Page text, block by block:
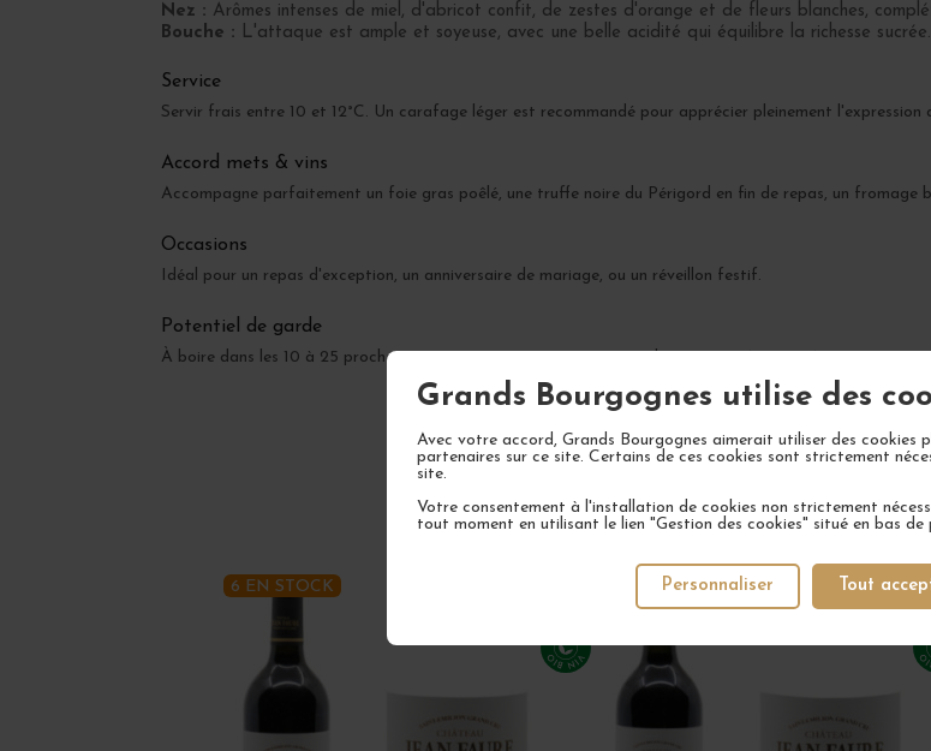
Grands Bourgognes utilise des
Avec votre accord, Grands Bourgognes aimerait utiliser des cookies
partenaires sur ce site. Certains de ces cookies sont strictement
site.
Votre consentement à l'installation de cookies non strictement
tout moment en utilisant le lien "Gestion des cookies" situé en bas de
Tout
Personnaliser
Nez : Arômes intenses de miel, d'abricot confit, de zestes d'orange et de fleurs blanches,
Bouche : L'attaque est ample et soyeuse, avec une belle acidité qui équilibre la richesse
Service
Servir frais entre 10 et 12°C. Un carafage léger est recommandé pour apprécier pleinement l'expression
Accord mets & vins
Accompagne parfaitement un foie gras poêlé, une truffe noire du Périgord en fin de repas, un
Occasions
Idéal pour un repas d'exception, un anniversaire de mariage, ou un réveillon festif.
Potentiel de garde
À boire dans les 10 à 25 prochaines années, avec un apogée attendu entre 2026 et 2036.
VOTRE PROCHAIN COUP
6 EN STOCK 5 EN STOCK